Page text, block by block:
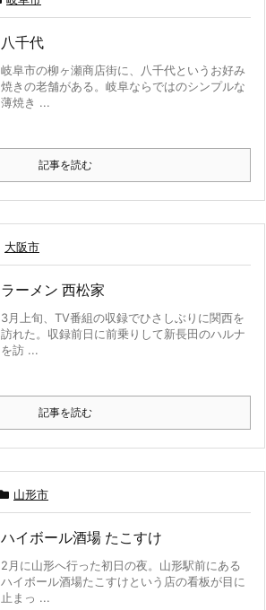
八千代
岐阜市の柳ヶ瀬商店街に、八千代というお好み
焼きの老舗がある。岐阜ならではのシンプルな
薄焼き ...
記事を読む
大阪市
ラーメン 西松家
3月上旬、TV番組の収録でひさしぶりに関西を
訪れた。収録前日に前乗りして新長田のハルナ
を訪 ...
記事を読む
山形市
ハイボール酒場 たこすけ
2月に山形へ行った初日の夜。山形駅前にある
ハイボール酒場たこすけという店の看板が目に
止まっ ...